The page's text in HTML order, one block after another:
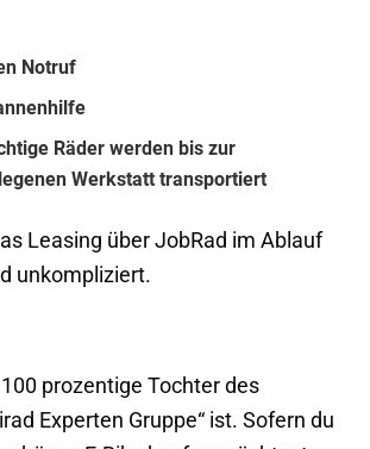
Notruf
Räder werden bis zur
Werkstatt transportiert
Leasing über JobRad im Ablauf
unkompliziert.
prozentige Tochter des
Experten Gruppe“ ist. Sofern du